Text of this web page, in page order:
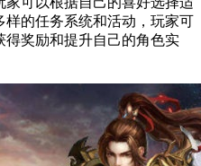
的任务系统和活动，玩家可
得奖励和提升自己的角色实